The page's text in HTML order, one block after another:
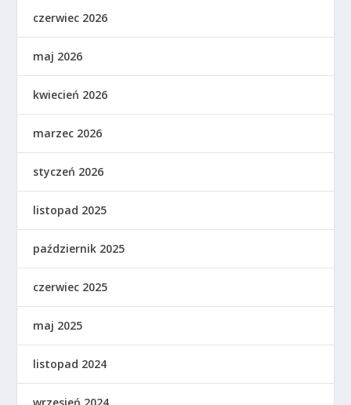
czerwiec 2026
maj 2026
kwiecień 2026
marzec 2026
styczeń 2026
listopad 2025
październik 2025
czerwiec 2025
maj 2025
listopad 2024